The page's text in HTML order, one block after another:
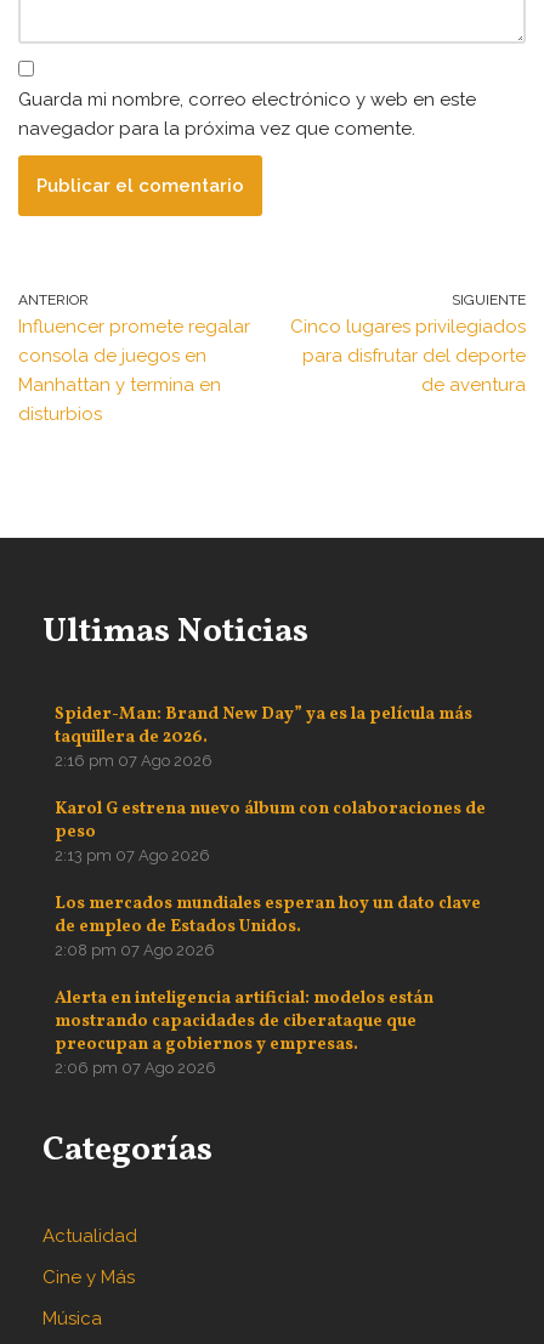
Guarda mi nombre, correo electrónico y web en este
navegador para la próxima vez que comente.
ANTERIOR
Influencer promete regalar
consola de juegos en
Manhattan y termina en
disturbios
SIGUIENTE
Cinco lugares privilegiados
para disfrutar del deporte
de aventura
Ultimas Noticias
Spider-Man: Brand New Day” ya es la película más
taquillera de 2026.
2:16 pm 07 Ago 2026
Karol G estrena nuevo álbum con colaboraciones de
peso
2:13 pm 07 Ago 2026
Los mercados mundiales esperan hoy un dato clave
de empleo de Estados Unidos.
2:08 pm 07 Ago 2026
Alerta en inteligencia artificial: modelos están
mostrando capacidades de ciberataque que
preocupan a gobiernos y empresas.
2:06 pm 07 Ago 2026
Categorías
Actualidad
Cine y Más
Música